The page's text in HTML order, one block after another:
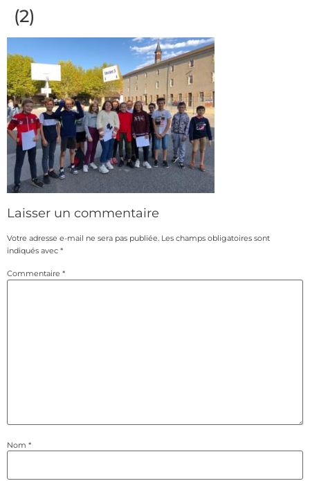
(2)
Laisser un commentaire
Votre adresse e-mail ne sera pas publiée. Les champs obligatoires sont
indiqués avec *
Commentaire *
Nom *